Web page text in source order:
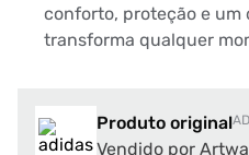
conforto, proteção e
transforma qualquer
Produto original
Vendido por